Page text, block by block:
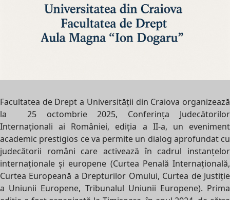
Facultatea de Drept a Universității din Craiova organizează
la 25 octombrie 2025, Conferința Judecătorilor
Internaționali ai României, ediția a II-a, un eveniment
academic prestigios ce va permite un dialog aprofundat cu
judecătorii români care activează în cadrul instanțelor
internaționale și europene (Curtea Penală Internațională,
Curtea Europeană a Drepturilor Omului, Curtea de Justiție
a Uniunii Europene, Tribunalul Uniunii Europene). Prima